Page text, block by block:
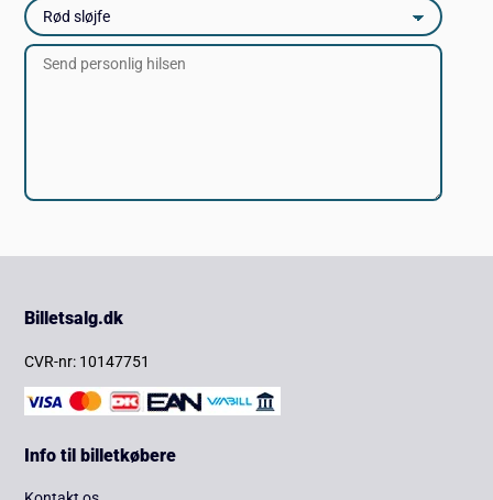
Billetsalg.dk
CVR-nr: 10147751
Info til billetkøbere